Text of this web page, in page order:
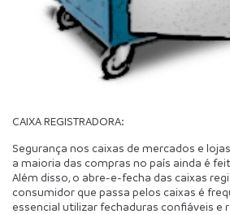
CAIXA REGISTRADORA:
Segurança nos caixas de mercados e
a maioria das compras no país ainda é
Além disso, o abre-e-fecha das caixas
consumidor que passa pelos caixas é
essencial utilizar fechaduras confiáveis e